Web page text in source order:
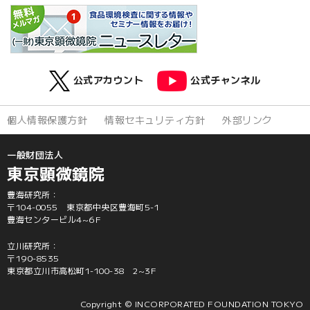
公式アカウント 公式チャンネル
個人情報保護方針 情報セキュリティ方針 外部リンク
一般財団法人
東京顕微鏡院
豊海研究所：
〒104-0055 東京都中央区豊海町5-1
豊海センタービル4~6F
立川研究所：
〒190-8535
東京都立川市高松町1-100-38 2~3F
Copyright © INCORPORATED FOUNDATION TOKYO